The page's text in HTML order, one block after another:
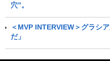
穴”。
＜MVP INTERVIEW＞グラシ
だ」